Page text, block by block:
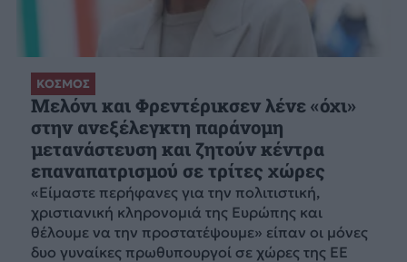
ΚΟΣΜΟΣ
Μελόνι και Φρεντέρικσεν λένε «όχι»
στην ανεξέλεγκτη παράνομη
μετανάστευση και ζητούν κέντρα
επαναπατρισμού σε τρίτες χώρες
«Είμαστε περήφανες για την πολιτιστική,
χριστιανική κληρονομιά της Ευρώπης και
θέλουμε να την προστατέψουμε» είπαν οι μόνες
δυο γυναίκες πρωθυπουργοί σε χώρες της ΕΕ